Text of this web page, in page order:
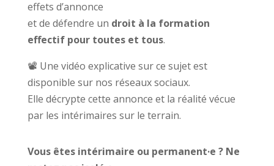
effets d’annonce
et de défendre un droit à la formation
effectif pour toutes et tous.
📽️ Une vidéo explicative sur ce sujet est
disponible sur nos réseaux sociaux.
Elle décrypte cette annonce et la réalité vécue
par les intérimaires sur le terrain.
Vous êtes intérimaire ou permanent·e ? Ne